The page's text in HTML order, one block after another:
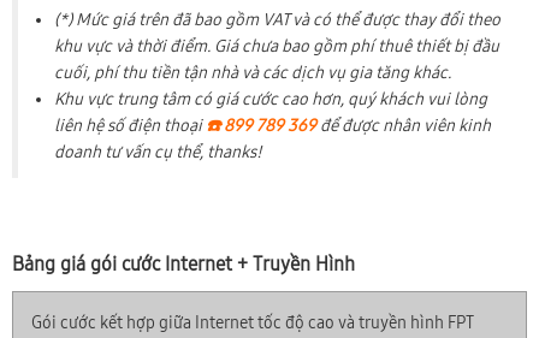
(*) Mức giá trên đã bao gồm VAT và có thể được thay đổi theo
khu vực và thời điểm. Giá chưa bao gồm phí thuê thiết bị đầu
cuối, phí thu tiền tận nhà và các dịch vụ gia tăng khác.
Khu vực trung tâm có giá cước cao hơn, quý khách vui lòng
liên hệ số điện thoại☎️ 899 789 369để được nhân viên kinh
doanh tư vấn cụ thể, thanks!
Bảng giá gói cước Internet + Truyền Hình
Gói cước kết hợp giữa Internet tốc độ cao và truyền hình FPT